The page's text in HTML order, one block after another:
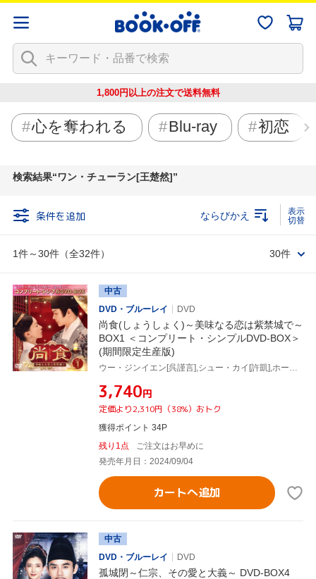
1,800円以上の注文で送料無料
心を奪われる Blu-ray 初恋
検索結果 ワン・チューラン[王楚然]
条件を追加
1件～30件（全32件）
ならびかえ
30件
中古
DVD・ブルーレイ
DVD
尚食(しょうしょく)～美味なる恋は紫禁城で～
BOX1 ＜コンプリート・シンプルDVD-BOX＞
(期間限定生産版)
ウー・ジンイエン[呉謹言],シュー・カイ[許凱],ホー・ルイシエン[何瑞賢],ワン・チューラン[王楚然],ワン・イージョー[王一哲]
¥3,740円
定価より2,310円（38%）おトク
獲得ポイント 34P
残り1点
ご注文はお早めに
発売年月日：2024/09/04
カートへ追加
中古
DVD・ブルーレイ
DVD
孤城閉～仁宗、その愛と大義～ DVD-BOX4